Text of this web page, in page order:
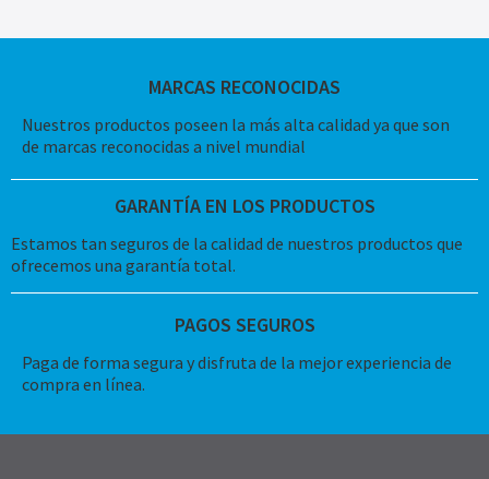
MARCAS RECONOCIDAS
Nuestros productos poseen la más alta calidad ya que son
de marcas reconocidas a nivel mundial
GARANTÍA EN LOS PRODUCTOS
Estamos tan seguros de la calidad de nuestros productos que
ofrecemos una garantía total.
PAGOS SEGUROS
Paga de forma segura y disfruta de la mejor experiencia de
compra en línea.